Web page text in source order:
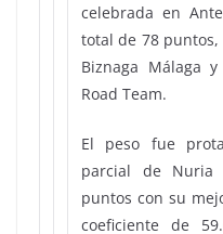
celebrada en
total de 78
Biznaga Málaga
Road Team.
El peso fue
parcial de Nuria
puntos con su
coeficiente de